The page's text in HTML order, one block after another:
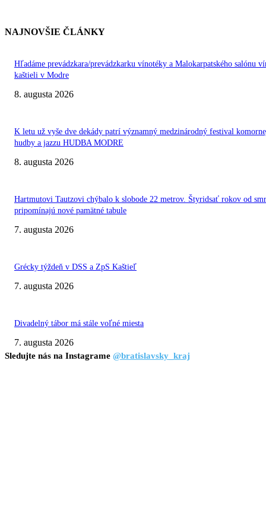
NAJNOVŠIE ČLÁNKY
Hľadáme prevádzkara/prevádzkarku vínotéky a Malokarpatského salónu
kaštieli v Modre
8. augusta 2026
K letu už vyše dve dekády patrí významný medzinárodný festival
hudby a jazzu HUDBA MODRE
8. augusta 2026
Hartmutovi Tautzovi chýbalo k slobode 22 metrov. Štyridsať rokov od
pripomínajú nové pamätné tabule
7. augusta 2026
Grécky týždeň v DSS a ZpS Kaštieľ
7. augusta 2026
Divadelný tábor má stále voľné miesta
7. augusta 2026
Sledujte nás na Instagrame @bratislavsky_kraj